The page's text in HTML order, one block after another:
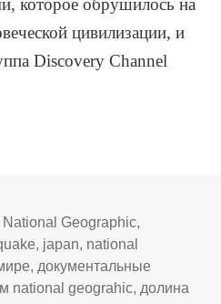
которое обрушилось на
цивилизации, и
Discovery Channel
Рубрики
National Geographic,
, japan, national
, документальные
national geograhic, долина